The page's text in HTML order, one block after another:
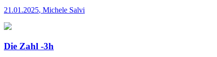
21.01.2025, Michele Salvi
Die Zahl -3h